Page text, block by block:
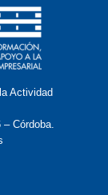
Actividad
Córdoba.